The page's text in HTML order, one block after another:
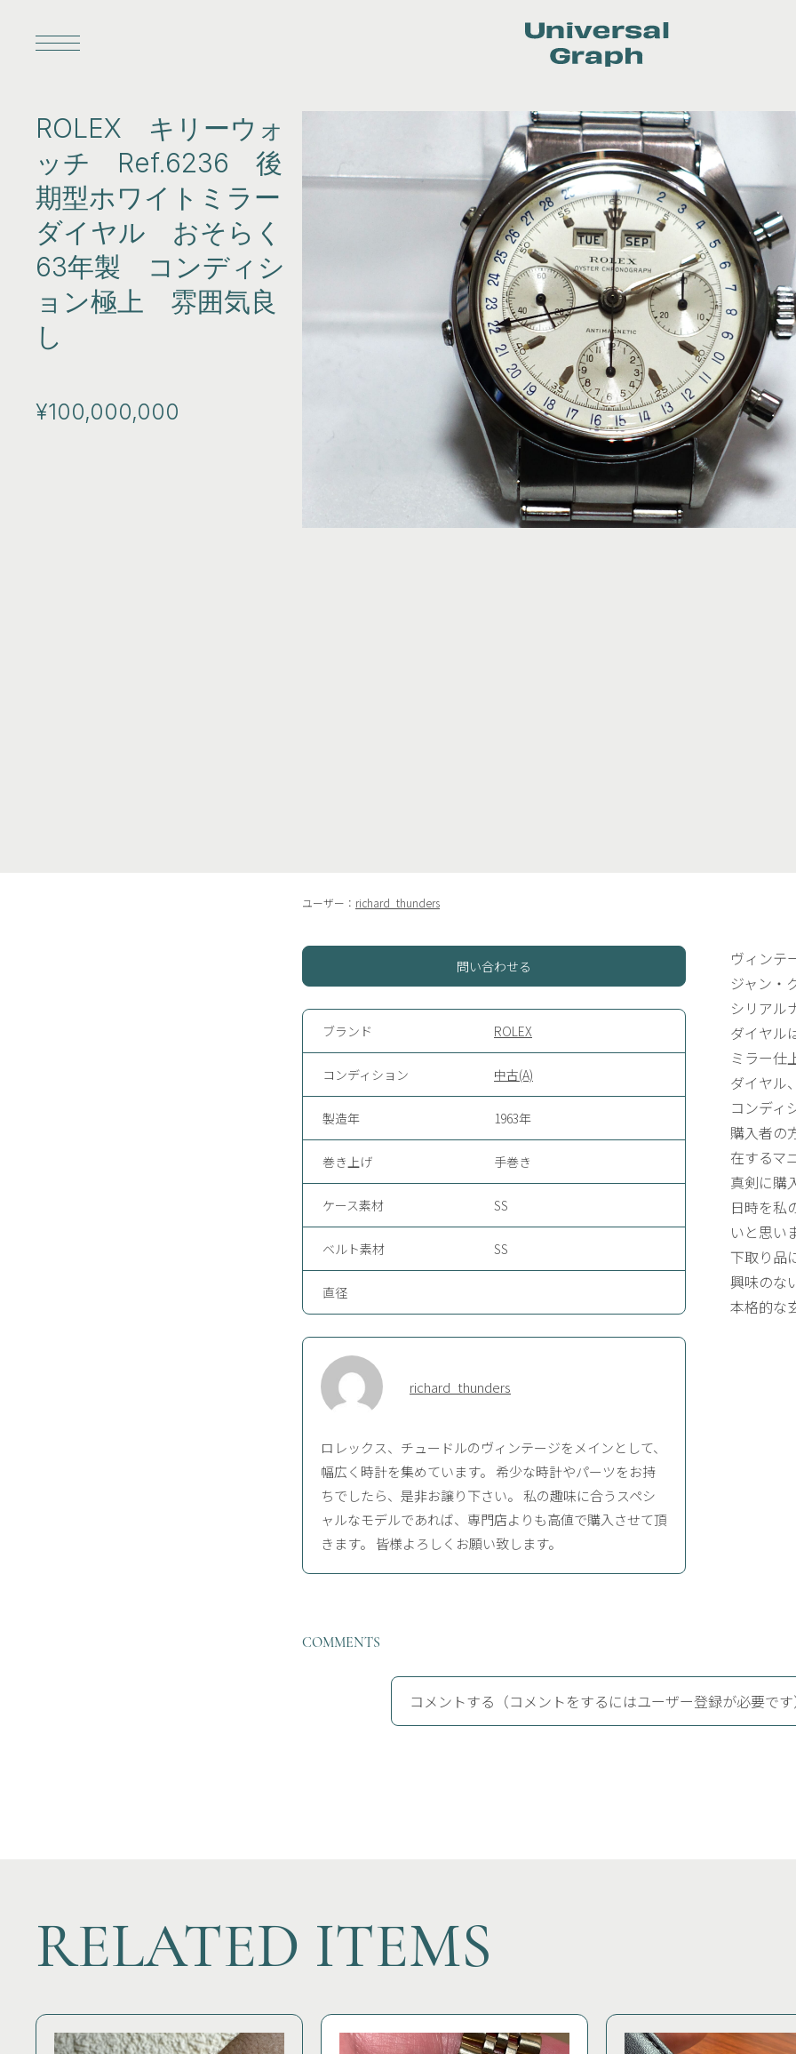
Graph
ROLEX キリーウォ
ッチ Ref.6236 後
期型ホワイトミラー
ダイヤル おそらく
63年製 コンディシ
ョン極上 雰囲気良
し
¥100,000,000
ユーザー： richard_thunders
問い合わせる
ブランド ROLEX
コンディション 中古(A)
製造年 1963年
巻き上げ 手巻き
ケース素材 SS
ベルト素材 SS
直径
richard_thunders
ロレックス、チュードルのヴィンテージをメインとして、
幅広く時計を集めています。 希少な時計やパーツをお持
ちでしたら、是非お譲り下さい。 私の趣味に合うスペシ
ャルなモデルであれば、専門店よりも高値で購入させて頂
きます。 皆様よろしくお願い致します。
ヴィンテ
ジャン・
シリアル
ダイヤル
ミラー
ダイヤル
コンディ
購入者の
在するマ
真剣に購
日時を私
いと思い
下取り品
興味のな
本格的な
COMMENTS
コメントする（コメントをするにはユーザー登録が必要で
RELATED ITEMS
Privacy policy Terms
ALL ITEMS
AUDEMARS PIGUET BULGARI CARTIER CASIO
CITIZEN FREDERIQUE CONSTANT HAMILTON
LONGINES OMEGA PANERAI
SEIKO SWATCH TISSOT ZENITH OTHER